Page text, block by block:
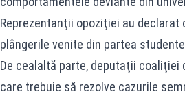
Reprezentanţii opoziţiei au
plângerile venite din partea
De cealaltă parte, deputaţii
care trebuie să rezolve cazurile